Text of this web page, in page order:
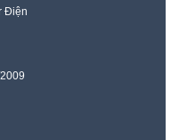
Điện